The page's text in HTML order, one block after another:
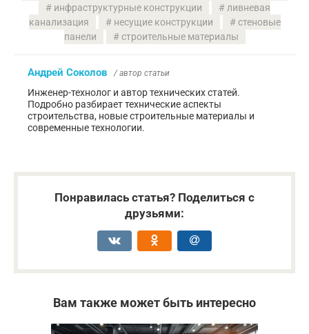
инфраструктурные конструкции
ливневая
канализация
несущие конструкции
стеновые
панели
строительные материалы
Андрей Соколов / автор статьи
Инженер-технолог и автор технических статей.
Подробно разбирает технические аспекты
строительства, новые строительные материалы и
современные технологии.
Понравилась статья? Поделиться с
друзьями:
Вам также может быть интересно